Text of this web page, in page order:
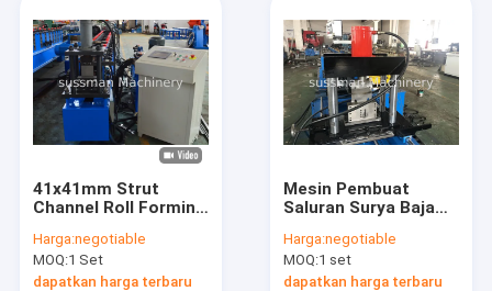
41x41mm Strut
Channel Roll Forming
Hidrolik Punching
Harga:negotiable
MOQ:1 Set
dapatkan harga terbaru
Mesin Pembuat
Saluran Surya Baja
Pemotongan Servo
Berikut
Harga:negotiable
MOQ:1 set
dapatkan harga terbaru